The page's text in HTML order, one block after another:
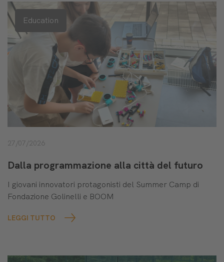
Education
27/07/2026
Dalla programmazione alla città del futuro
I giovani innovatori protagonisti del Summer Camp di
Fondazione Golinelli e BOOM
LEGGI TUTTO